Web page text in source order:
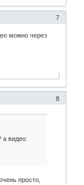
7
можно через
8
а видео
просто,